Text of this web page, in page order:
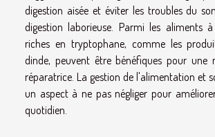
digestion aisée et éviter les troubles du
digestion laborieuse. Parmi les aliments
riches en tryptophane, comme les
dinde, peuvent être bénéfiques pour une
réparatrice. La gestion de l'alimentation et
un aspect à ne pas négliger pour
quotidien.